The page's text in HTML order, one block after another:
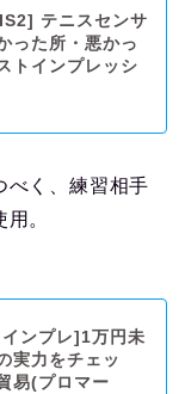
テニスセンサ
った所・悪かっ
トインプレッシ
べく、練習相手
。
ンプレ]1万円未
実力をチェッ
易(プロマー